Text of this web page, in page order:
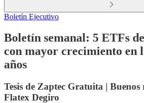
Boletín Ejecutivo
Boletín semanal: 5 ETFs
con mayor crecimiento en
años
Tesis de Zaptec Gratuita | Buenos
Flatex Degiro